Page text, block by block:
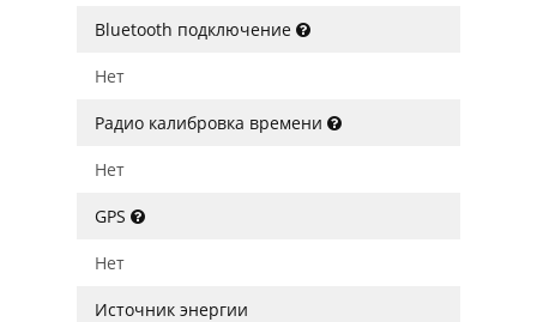
Bluetooth подключение
Нет
Радио калибровка времени
Нет
GPS
Нет
Источник энергии